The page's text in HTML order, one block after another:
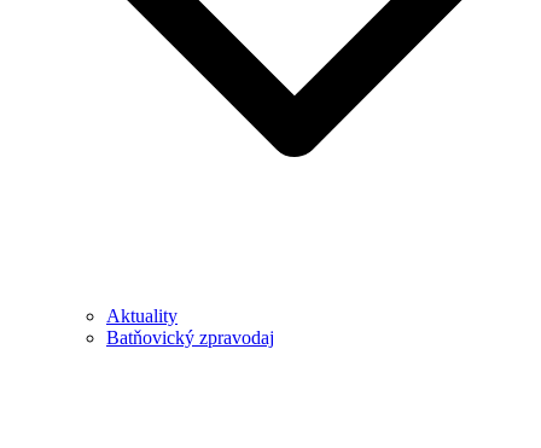
Aktuality
Batňovický zpravodaj